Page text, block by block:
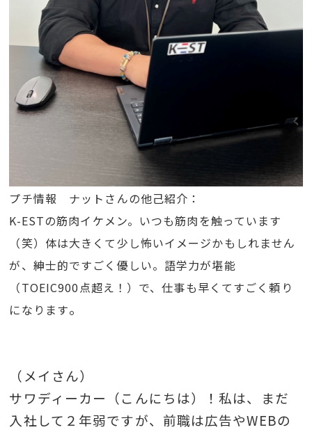
プチ情報 ナットさんの他己紹介：
K-ESTの筋肉イケメン。いつも筋肉を触っています
（笑） 体は大きくて少し怖いイメージかもしれません
が、紳士的ですごく優しい。 語学力が堪能
（TOEIC900点超え！）で、仕事も早くてすごく頼り
になります。
（メイさん）
サワディーカー（こんにちは）！私は、まだ
入社して２年弱ですが、前職は広告やWEBの